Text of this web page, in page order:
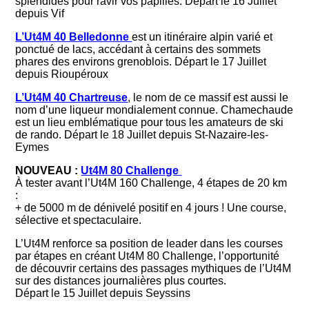
depuis Vif
L’Ut4M 40 Belledonneest un itinéraire alpin varié et
ponctué de lacs, accédant à certains des sommets
phares des environs grenoblois. Départ le 17 Juillet
depuis Rioupéroux
L’Ut4M 40 Chartreuse, le nom de ce massif est aussi le
nom d’une liqueur mondialement connue. Chamechaude
est un lieu emblématique pour tous les amateurs de ski
de rando. Départ le 18 Juillet depuis St-Nazaire-les-
Eymes
NOUVEAU : Ut4M 80 Challenge
À tester avant l’Ut4M 160 Challenge, 4 étapes de 20 km
:
+ de 5000 m de dénivelé positif en 4 jours ! Une course,
sélective et spectaculaire.
L’Ut4M renforce sa position de leader dans les courses
par étapes en créant Ut4M 80 Challenge, l’opportunité
de découvrir certains des passages mythiques de l’Ut4M
sur des distances journalières plus courtes.
Départ le 15 Juillet depuis Seyssins